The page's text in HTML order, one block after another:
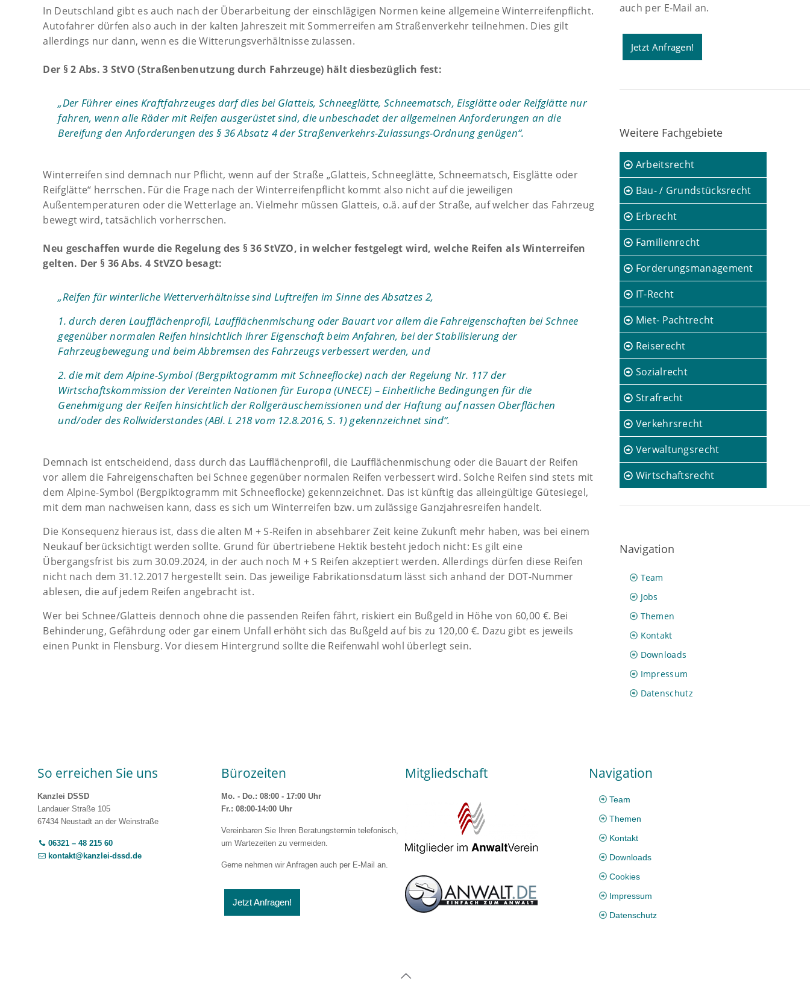
In Deutschland gibt es auch nach der Überarbeitung der einschlägigen Normen keine allgemeine Winterreifenpflicht.
Autofahrer dürfen also auch in der kalten Jahreszeit mit Sommerreifen am Straßenverkehr teilnehmen. Dies gilt
allerdings nur dann, wenn es die Witterungsverhältnisse zulassen.
Der § 2 Abs. 3 StVO (Straßenbenutzung durch Fahrzeuge) hält diesbezüglich fest:
„Der Führer eines Kraftfahrzeuges darf dies bei Glatteis, Schneeglätte, Schneematsch, Eisglätte oder Reifglätte nur
fahren, wenn alle Räder mit Reifen ausgerüstet sind, die unbeschadet der allgemeinen Anforderungen an die
Bereifung den Anforderungen des § 36 Absatz 4 der Straßenverkehrs-Zulassungs-Ordnung genügen“.
Winterreifen sind demnach nur Pflicht, wenn auf der Straße „Glatteis, Schneeglätte, Schneematsch, Eisglätte oder
Reifglätte“ herrschen. Für die Frage nach der Winterreifenpflicht kommt also nicht auf die jeweiligen
Außentemperaturen oder die Wetterlage an. Vielmehr müssen Glatteis, o.ä. auf der Straße, auf welcher das Fahrzeug
bewegt wird, tatsächlich vorherrschen.
Neu geschaffen wurde die Regelung des § 36 StVZO, in welcher festgelegt wird, welche Reifen als Winterreifen
gelten. Der § 36 Abs. 4 StVZO besagt:
„Reifen für winterliche Wetterverhältnisse sind Luftreifen im Sinne des Absatzes 2,
1. durch deren Laufflächenprofil, Laufflächenmischung oder Bauart vor allem die Fahreigenschaften bei Schnee
gegenüber normalen Reifen hinsichtlich ihrer Eigenschaft beim Anfahren, bei der Stabilisierung der
Fahrzeugbewegung und beim Abbremsen des Fahrzeugs verbessert werden, und
2. die mit dem Alpine-Symbol (Bergpiktogramm mit Schneeflocke) nach der Regelung Nr. 117 der
Wirtschaftskommission der Vereinten Nationen für Europa (UNECE) – Einheitliche Bedingungen für die
Genehmigung der Reifen hinsichtlich der Rollgeräuschemissionen und der Haftung auf nassen Oberflächen
und/oder des Rollwiderstandes (ABl. L 218 vom 12.8.2016, S. 1) gekennzeichnet sind“.
Demnach ist entscheidend, dass durch das Laufflächenprofil, die Laufflächenmischung oder die Bauart der Reifen
vor allem die Fahreigenschaften bei Schnee gegenüber normalen Reifen verbessert wird. Solche Reifen sind stets mit
dem Alpine-Symbol (Bergpiktogramm mit Schneeflocke) gekennzeichnet. Das ist künftig das alleingültige Gütesiegel,
mit dem man nachweisen kann, dass es sich um Winterreifen bzw. um zulässige Ganzjahresreifen handelt.
Die Konsequenz hieraus ist, dass die alten M + S-Reifen in absehbarer Zeit keine Zukunft mehr haben, was bei einem
Neukauf berücksichtigt werden sollte. Grund für übertriebene Hektik besteht jedoch nicht: Es gilt eine
Übergangsfrist bis zum 30.09.2024, in der auch noch M + S Reifen akzeptiert werden. Allerdings dürfen diese Reifen
nicht nach dem 31.12.2017 hergestellt sein. Das jeweilige Fabrikationsdatum lässt sich anhand der DOT-Nummer
ablesen, die auf jedem Reifen angebracht ist.
Wer bei Schnee/Glatteis dennoch ohne die passenden Reifen fährt, riskiert ein Bußgeld in Höhe von 60,00 €. Bei
Behinderung, Gefährdung oder gar einem Unfall erhöht sich das Bußgeld auf bis zu 120,00 €. Dazu gibt es jeweils
einen Punkt in Flensburg. Vor diesem Hintergrund sollte die Reifenwahl wohl überlegt sein.
auch per E-Mail an.
Jetzt Anfragen!
Weitere Fachgebiete
Arbeitsrecht
Bau- / Grundstücksrecht
Erbrecht
Familienrecht
Forderungsmanagement
IT-Recht
Miet- Pachtrecht
Reiserecht
Sozialrecht
Strafrecht
Verkehrsrecht
Verwaltungsrecht
Wirtschaftsrecht
Navigation
Team
Jobs
Themen
Kontakt
Downloads
Impressum
Datenschutz
So erreichen Sie uns
Kanzlei DSSD
Landauer Straße 105
67434 Neustadt an der Weinstraße
06321 – 48 215 60
kontakt@kanzlei-dssd.de
Bürozeiten
Mo. - Do.: 08:00 - 17:00 Uhr
Fr.: 08:00-14:00 Uhr
Vereinbaren Sie Ihren Beratungstermin telefonisch,
um Wartezeiten zu vermeiden.
Gerne nehmen wir Anfragen auch per E-Mail an.
Jetzt Anfragen!
Mitgliedschaft Navigation
Team
Themen
Kontakt
Downloads
Cookies
Impressum
Datenschutz